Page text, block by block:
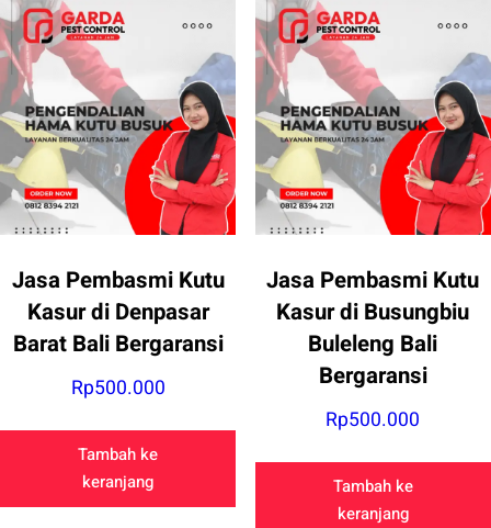
Jasa Pembasmi Kutu
Kasur di Denpasar
Barat Bali Bergaransi
Rp500.000
Tambah ke
keranjang
Jasa Pembasmi Kutu
Kasur di Busungbiu
Buleleng Bali
Bergaransi
Rp500.000
Tambah ke
keranjang